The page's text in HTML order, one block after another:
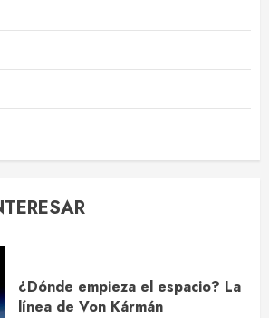
¿Dónde empieza el espacio? La
línea de Von Kármán